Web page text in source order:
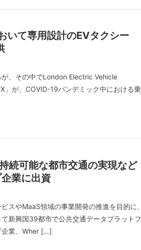
いて専用設計のEVタクシー
、その中でLondon Electric Vehicle
」が、COVID-19パンデミック中における乗
続可能な都市交通の実現など
業に出資
スやMaaS領域の事業開発の推進を目的に
新興国39都市で公共交通データプラットフ
企業、Wher […]